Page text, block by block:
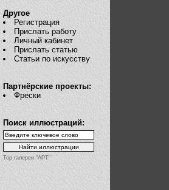
Другое
Регистрация
Прислать работу
Личный кабинет
Прислать статью
Статьи по искусству
Партнёрские проекты:
Фрески
Поиск иллюстраций:
Top галереи "АРТ"